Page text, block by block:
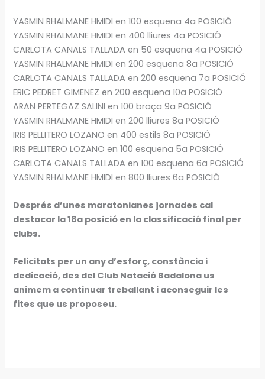
YASMIN RHALMANE HMIDI en 100 esquena 4a POSICIÓ
YASMIN RHALMANE HMIDI en 400 lliures 4a POSICIÓ
CARLOTA CANALS TALLADA en 50 esquena 4a POSICIÓ
YASMIN RHALMANE HMIDI en 200 esquena 8a POSICIÓ
CARLOTA CANALS TALLADA en 200 esquena 7a POSICIÓ
ERIC PEDRET GIMENEZ en 200 esquena 10a POSICIÓ
ARAN PERTEGAZ SALINI en 100 braça 9a POSICIÓ
YASMIN RHALMANE HMIDI en 200 lliures 8a POSICIÓ
IRIS PELLITERO LOZANO en 400 estils 8a POSICIÓ
IRIS PELLITERO LOZANO en 100 esquena 5a POSICIÓ
CARLOTA CANALS TALLADA en 100 esquena 6a POSICIÓ
YASMIN RHALMANE HMIDI en 800 lliures 6a POSICIÓ
Després d’unes maratonianes jornades cal
destacar la 18a posició en la classificació final per
clubs.
Felicitats per un any d’esforç, constància i
dedicació, des del Club Natació Badalona us
animem a continuar treballant i aconseguir les
fites que us proposeu.